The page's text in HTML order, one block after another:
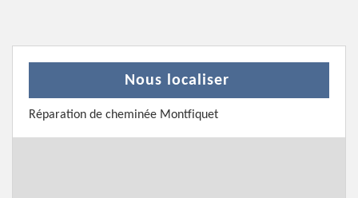
Nous localiser
Réparation de cheminée Montfiquet